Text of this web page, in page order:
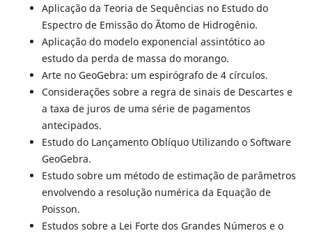
Aplicação da Teoria de Sequências no Estudo do
Espectro de Emissão do Ãtomo de Hidrogênio.
Aplicação do modelo exponencial assintótico ao
estudo da perda de massa do morango.
Arte no GeoGebra: um espirógrafo de 4 círculos.
Considerações sobre a regra de sinais de Descartes e
a taxa de juros de uma série de pagamentos
antecipados.
Estudo do Lançamento Oblíquo Utilizando o Software
GeoGebra.
Estudo sobre um método de estimação de parâmetros
envolvendo a resolução numérica da Equação de
Poisson.
Estudos sobre a Lei Forte dos Grandes Números e o